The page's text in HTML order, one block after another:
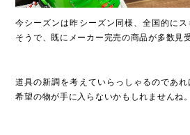
今シーズンは昨シーズン同様、全国的に
そうで、既にメーカー完売の商品が多数見
道具の新調を考えていらっしゃるのであ
希望の物が手に入らないかもしれませんね。